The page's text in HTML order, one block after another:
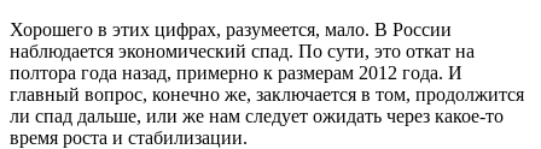
Хорошего в этих цифрах, разумеется, мало. В России
наблюдается экономический спад. По сути, это откат на
полтора года назад, примерно к размерам 2012 года. И
главный вопрос, конечно же, заключается в том, продолжится
ли спад дальше, или же нам следует ожидать через какое-то
время роста и стабилизации.